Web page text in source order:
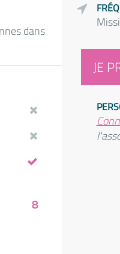
dans
8
JE